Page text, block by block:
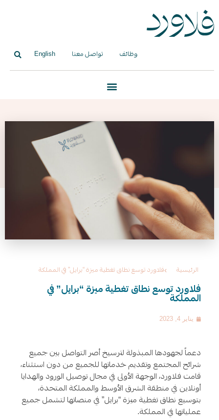
وظائف تواصل معنا English
الرئيسية فلاورد توسع نطاق تغطية ميزة “برايل” في المملكة
فلاورد توسع نطاق تغطية ميزة “برايل” في
المملكة
يناير 4, 2023
دعماً لجهودها المبذولة لترسيخ أصر التواصل بين جميع
شرائح المجتمع وتقديم خدماتها للجميع من دون استثناء،
قامت فلاورد،الوجهة الأولى في مجال توصيل الورود والهدايا
أونلاين في منطقة الشرق الأوسط والمملكة المتحدة،
بتوسيع نطاق تغطية ميزة “برايل” في منصاتها لتشمل جميع
عملياتها في المملكة.